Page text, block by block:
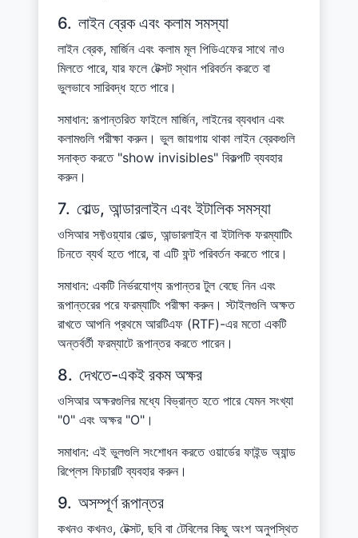
6. লাইন ব্রেক এবং কলাম সমস্যা
লাইন ব্রেক, মার্জিন এবং কলাম মূল পিডিএফের সাথে নাও
মিলতে পারে, যার ফলে টেক্সট স্থান পরিবর্তন করতে বা
ভুলভাবে সারিবদ্ধ হতে পারে।
সমাধান: রূপান্তরিত ফাইলে মার্জিন, লাইনের ব্যবধান এবং
কলামগুলি পরীক্ষা করুন। ভুল জায়গায় থাকা লাইন ব্রেকগুলি
সনাক্ত করতে "show invisibles" বিকল্পটি ব্যবহার
করুন।
7. বোল্ড, আন্ডারলাইন এবং ইটালিক সমস্যা
ওসিআর সফ্টওয়্যার বোল্ড, আন্ডারলাইন বা ইটালিক ফরম্যাটিং
চিনতে ব্যর্থ হতে পারে, বা এটি ফন্ট পরিবর্তন করতে পারে।
সমাধান: একটি নির্ভরযোগ্য রূপান্তর টুল বেছে নিন এবং
রূপান্তরের পরে ফরম্যাটিং পরীক্ষা করুন। স্টাইলগুলি অক্ষত
রাখতে আপনি প্রথমে আরটিএফ (RTF)-এর মতো একটি
অন্তর্বর্তী ফরম্যাটে রূপান্তর করতে পারেন।
8. দেখতে-একই রকম অক্ষর
ওসিআর অক্ষরগুলির মধ্যে বিভ্রান্ত হতে পারে যেমন সংখ্যা
"0" এবং অক্ষর "O"।
সমাধান: এই ভুলগুলি সংশোধন করতে ওয়ার্ডের ফাইন্ড অ্যান্ড
রিপ্লেস ফিচারটি ব্যবহার করুন।
9. অসম্পূর্ণ রূপান্তর
কখনও কখনও, টেক্সট, ছবি বা টেবিলের কিছু অংশ অনুপস্থিত